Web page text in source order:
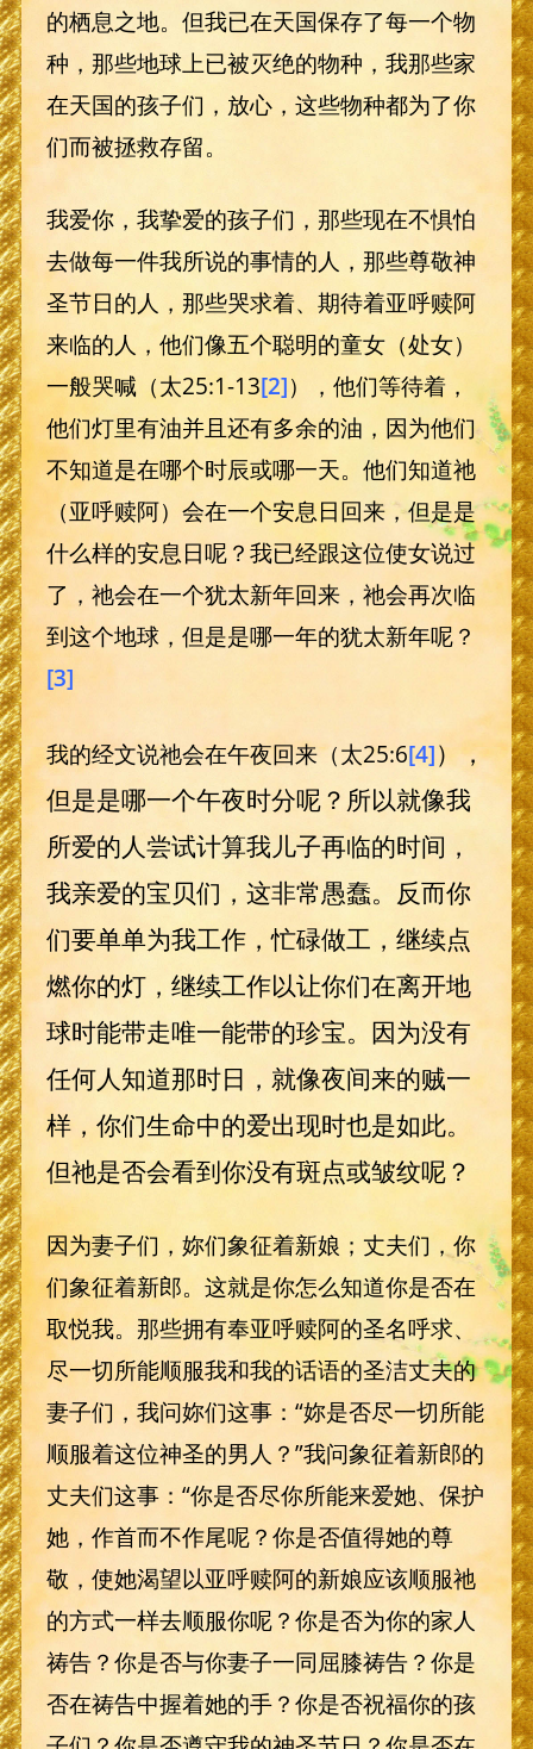
的栖息之地。但我已在天国保存了每一个物
种，那些地球上已被灭绝的物种，我那些家
在天国的孩子们，放心，这些物种都为了你
们而被拯救存留。
我爱你，我挚爱的孩子们，那些现在不惧怕
去做每一件我所说的事情的人，那些尊敬神
圣节日的人，那些哭求着、期待着亚呼赎阿
来临的人，他们像五个聪明的童女（处女）
一般哭喊（太25:1-13[2]），他们等待着，
他们灯里有油并且还有多余的油，因为他们
不知道是在哪个时辰或哪一天。他们知道祂
（亚呼赎阿）会在一个安息日回来，但是是
什么样的安息日呢？我已经跟这位使女说过
了，祂会在一个犹太新年回来，祂会再次临
到这个地球，但是是哪一年的犹太新年呢？
[3]
我的经文说祂会在午夜回来（太25:6[4]），
但是是哪一个午夜时分呢？所以就像我
所爱的人尝试计算我儿子再临的时间，
我亲爱的宝贝们，这非常愚蠢。反而你
们要单单为我工作，忙碌做工，继续点
燃你的灯，继续工作以让你们在离开地
球时能带走唯一能带的珍宝。因为没有
任何人知道那时日，就像夜间来的贼一
样，你们生命中的爱出现时也是如此。
但祂是否会看到你没有斑点或皱纹呢？
因为妻子们，妳们象征着新娘；丈夫们，你
们象征着新郎。这就是你怎么知道你是否在
取悦我。那些拥有奉亚呼赎阿的圣名呼求、
尽一切所能顺服我和我的话语的圣洁丈夫的
妻子们，我问妳们这事：“妳是否尽一切所能
顺服着这位神圣的男人？”我问象征着新郎的
丈夫们这事：“你是否尽你所能来爱她、保护
她，作首而不作尾呢？你是否值得她的尊
敬，使她渴望以亚呼赎阿的新娘应该顺服祂
的方式一样去顺服你呢？你是否为你的家人
祷告？你是否与你妻子一同屈膝祷告？你是
否在祷告中握着她的手？你是否祝福你的孩